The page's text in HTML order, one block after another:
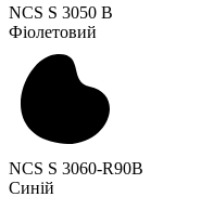
NCS S 3050 B
Фіолетовий
NCS S 3060-R90B
Синій